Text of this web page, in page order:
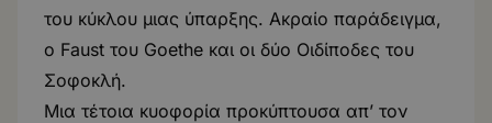
του κύκλου μιας ύπαρξης. Ακραίο παράδειγμα,
ο Faust του Goethe και οι δύο Οιδίποδες του
Σοφοκλή.
Μια τέτοια κυοφορία προκύπτουσα απ’ τον